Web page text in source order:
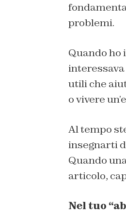
problemi.
Quando ho
utili che
o vivere
Al tempo
insegnarti
Quando
articolo,
Nel tuo